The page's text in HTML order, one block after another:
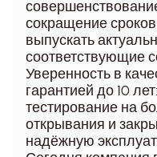
сокращение
выпускать
соответствующие
Уверенность в
гарантией до 10
тестирование на
открывания и
надёжную